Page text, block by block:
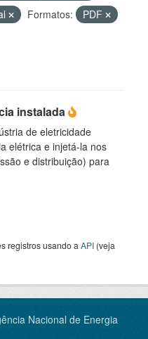
Formatos:
PDF
instalada
de eletricidade
elétrica e injetá-la nos
e distribuição) para
registros usando a API (veja
Nacional de Energia